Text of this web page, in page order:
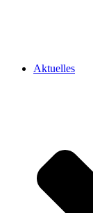
Aktuelles